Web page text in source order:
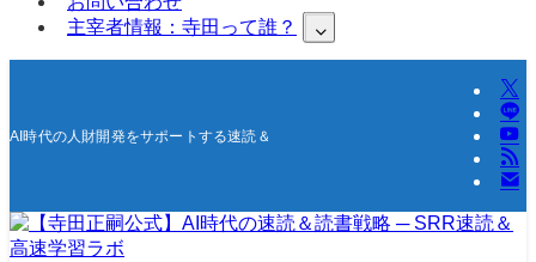
主宰者情報：寺田って誰？
AI時代の人財開発をサポートする速読＆高速学習の研究所